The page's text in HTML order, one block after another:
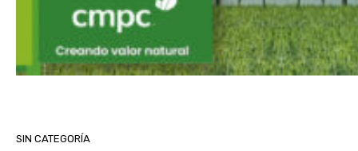
SIN CATEGORÍA